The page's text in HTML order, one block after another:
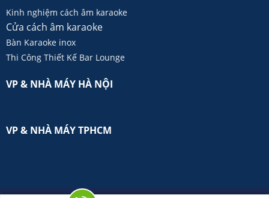
Kinh nghiệm cách âm karaoke
Cửa cách âm karaoke
Bàn Karaoke inox
Thi Công Thiết Kế Bar Lounge
VP & NHÀ MÁY HÀ NỘI
VP & NHÀ MÁY TPHCM